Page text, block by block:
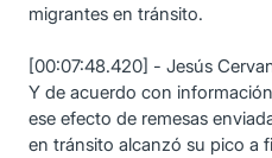
migrantes en tránsito.
[00:07:48.420] - Jesús
Y de acuerdo con
ese efecto de remesas
en tránsito alcanzó su pico a